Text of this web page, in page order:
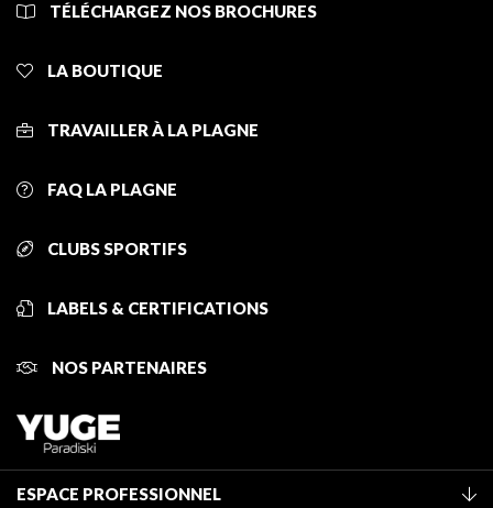
TÉLÉCHARGEZ NOS BROCHURES
LA BOUTIQUE
TRAVAILLER À LA PLAGNE
FAQ LA PLAGNE
CLUBS SPORTIFS
LABELS & CERTIFICATIONS
NOS PARTENAIRES
ESPACE PROFESSIONNEL